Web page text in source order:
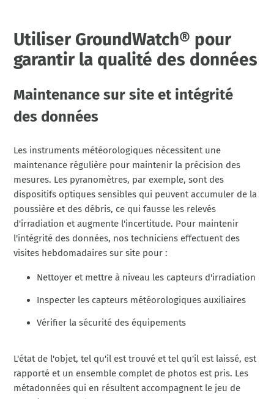
Utiliser GroundWatch® pour
garantir la qualité des données
Maintenance sur site et intégrité
des données
Les instruments météorologiques nécessitent une
maintenance régulière pour maintenir la précision des
mesures. Les pyranomètres, par exemple, sont des
dispositifs optiques sensibles qui peuvent accumuler de la
poussière et des débris, ce qui fausse les relevés
d'irradiation et augmente l'incertitude. Pour maintenir
l'intégrité des données, nos techniciens effectuent des
visites hebdomadaires sur site pour :
Nettoyer et mettre à niveau les capteurs d'irradiation
Inspecter les capteurs météorologiques auxiliaires
Vérifier la sécurité des équipements
L'état de l'objet, tel qu'il est trouvé et tel qu'il est laissé, est
rapporté et un ensemble complet de photos est pris. Les
métadonnées qui en résultent accompagnent le jeu de